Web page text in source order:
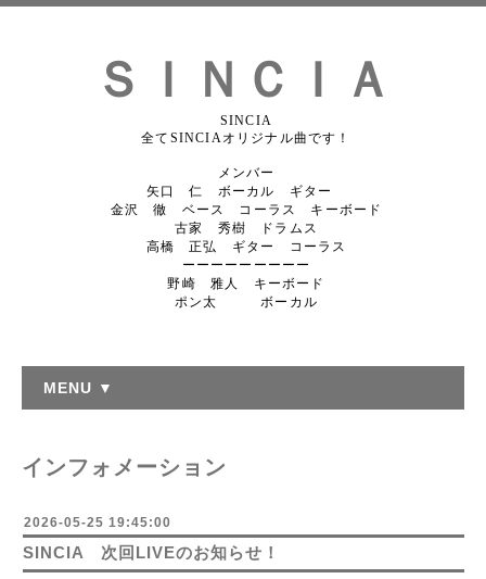
ＳＩＮＣＩＡ
SINCIA
全てSINCIAオリジナル曲です！
メンバー
矢口 仁 ボーカル ギター
金沢 徹 ベース コーラス キーボード
古家 秀樹 ドラムス
高橋 正弘 ギター コーラス
ーーーーーーーーー
野崎 雅人 キーボード
ポン太 ボーカル
MENU ▼
インフォメーション
2026-05-25 19:45:00
SINCIA 次回LIVEのお知らせ！